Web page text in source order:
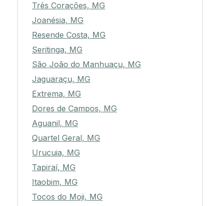
Três Corações, MG
Joanésia, MG
Resende Costa, MG
Seritinga, MG
São João do Manhuaçu, MG
Jaguaraçu, MG
Extrema, MG
Dores de Campos, MG
Aguanil, MG
Quartel Geral, MG
Urucuia, MG
Tapiraí, MG
Itaobim, MG
Tocos do Moji, MG